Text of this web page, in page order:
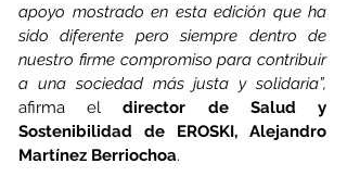
apoyo mostrado en esta edición que ha
sido diferente pero siempre dentro de
nuestro firme compromiso para contribuir
afirma el director de Salud y
Sostenibilidad de EROSKI, Alejandro
Martínez Berriochoa.